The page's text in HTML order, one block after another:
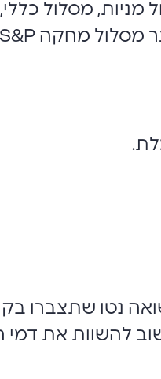
מסלול
נטו שתצברו
להשוות את דמי